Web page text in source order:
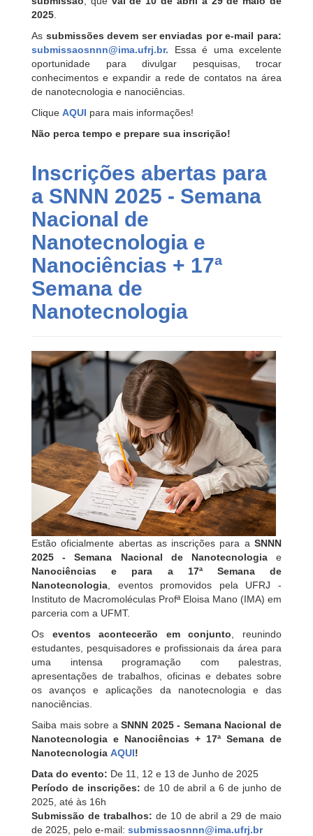
2025.
As submissões devem ser enviadas por e-mail para:
submissaosnnn@ima.ufrj.br. Essa é uma excelente
oportunidade para divulgar pesquisas, trocar
conhecimentos e expandir a rede de contatos na área
de nanotecnologia e nanociências.
Clique AQUI para mais informações!
Não perca tempo e prepare sua inscrição!
Inscrições abertas para
a SNNN 2025 - Semana
Nacional de
Nanotecnologia e
Nanociências + 17ª
Semana de
Nanotecnologia
Estão oficialmente abertas as inscrições para a SNNN
2025 - Semana Nacional de Nanotecnologiae
Nanociências e para a 17ª Semana de
Nanotecnologia , eventos promovidos pela UFRJ -
Instituto de Macromoléculas Profª Eloisa Mano (IMA) em
parceria com a UFMT.
Os eventos acontecerão em conjunto , reunindo
estudantes, pesquisadores e profissionais da área para
uma intensa programação com palestras,
apresentações de trabalhos, oficinas e debates sobre
os avanços e aplicações da nanotecnologia e das
nanociências.
Saiba mais sobre aSNNN 2025 - Semana Nacional de
Nanotecnologia e Nanociências + 17ª Semana de
Nanotecnologia AQUI!
Data do evento: De 11, 12 e 13 de Junho de 2025
Período de inscrições: de 10 de abril a 6 de junho de
2025, até às 16h
Submissão de trabalhos: de 10 de abril a 29 de maio
de 2025, pelo e-mail: submissaosnnn@ima.ufrj.br